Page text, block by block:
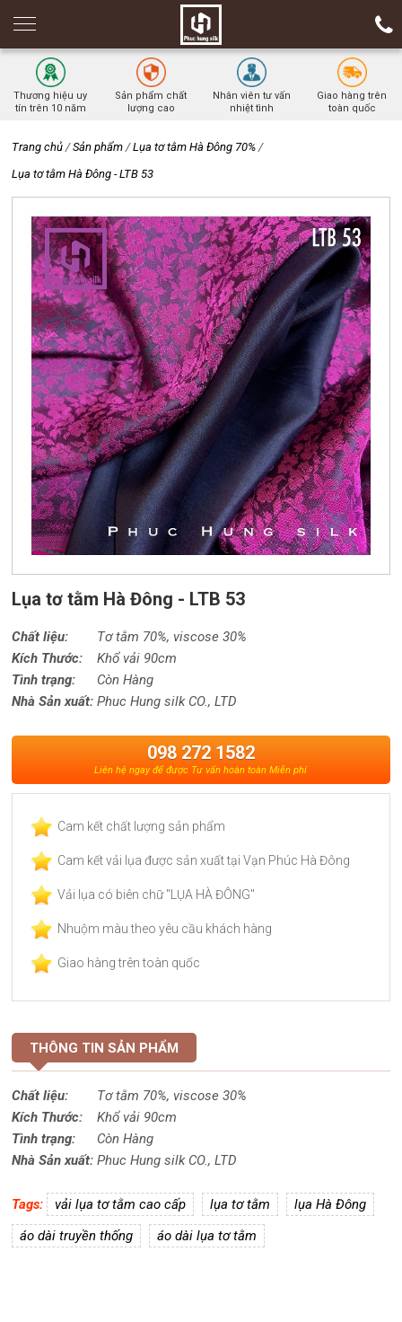
Thương hiệu uy
tín trên 10 năm
Sản phẩm chất
lượng cao
Nhân viên tư vấn
nhiệt tình
Giao hàng trên
toàn quốc
Trang chủ / Sản phẩm / Lụa tơ tằm Hà Đông 70% /
Lụa tơ tằm Hà Đông - LTB 53
Lụa tơ tằm Hà Đông - LTB 53
Chất liệu: Tơ tằm 70%, viscose30%
Kích Thước: Khổ vải 90cm
Tình trạng: Còn Hàng
Nhà Sản xuất: Phuc Hung silk CO., LTD
098 272 1582
Liên hệ ngay để được Tư vấn hoàn toàn Miễn phí
Cam kết chất lượng sản phẩm
Cam kết vải lụa được sản xuất tại Vạn Phúc Hà Đông
Vải lụa có biên chữ "LỤA HÀ ĐÔNG"
Nhuộm màu theo yêu cầu khách hàng
Giao hàng trên toàn quốc
THÔNG TIN SẢN PHẨM
Chất liệu: Tơ tằm 70%, viscose30%
Kích Thước: Khổ vải 90cm
Tình trạng: Còn Hàng
Nhà Sản xuất: Phuc Hung silk CO., LTD
Tags: vải lụa tơ tằm cao cấp lụa tơ tằm
lụa Hà Đông
áo dài truyền thống
áo dài lụa tơ tằm